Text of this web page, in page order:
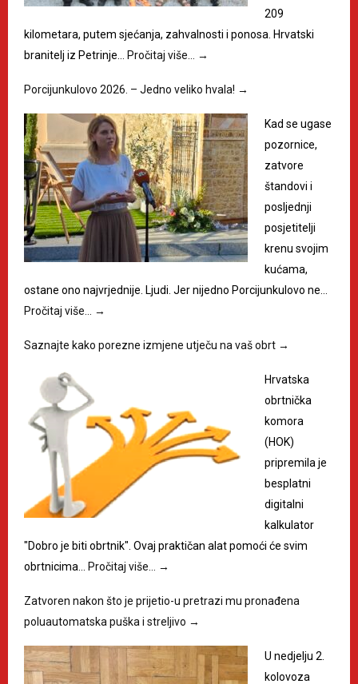
209
kilometara, putem sjećanja, zahvalnosti i ponosa. Hrvatski
branitelj iz Petrinje… Pročitaj više… →
Porcijunkulovo 2026. – Jedno veliko hvala! →
Kad se ugase
pozornice,
zatvore
štandovi i
posljednji
posjetitelji
krenu svojim
kućama,
ostane ono najvrjednije. Ljudi. Jer nijedno Porcijunkulovo ne…
Pročitaj više…
→
Saznajte kako porezne izmjene utječu na vaš obrt →
Hrvatska
obrtnička
komora
(HOK)
pripremila je
besplatni
digitalni
kalkulator
"Dobro je biti obrtnik". Ovaj praktičan alat pomoći će svim
obrtnicima… Pročitaj više… →
Zatvoren nakon što je prijetio-u pretrazi mu pronađena
poluautomatska puška i streljivo →
U nedjelju 2.
kolovoza